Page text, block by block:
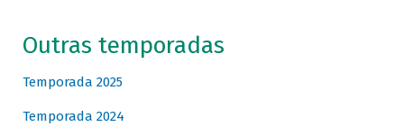
Outras temporadas
Temporada 2025
Temporada 2024